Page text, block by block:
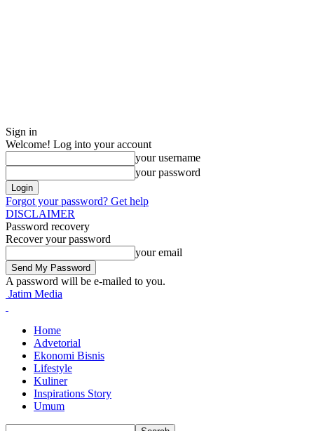
Sign in
Welcome! Log into your account
your username
your password
Forgot your password? Get help
DISCLAIMER
Password recovery
Recover your password
your email
A password will be e-mailed to you.
Jatim Media
Home
Advetorial
Ekonomi Bisnis
Lifestyle
Kuliner
Inspirations Story
Umum